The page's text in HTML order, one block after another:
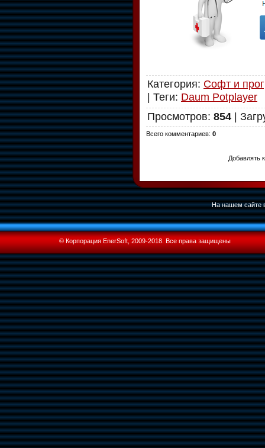
Категория: Софт и
| Теги: Daum Potplayer
Просмотров: 854 |
Всего комментариев: 0
Добавлять
На нашем сайте
© Корпорация EnerSoft, 2009-2018. Все права защищены